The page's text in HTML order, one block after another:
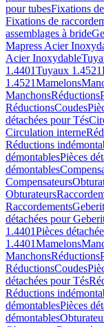
pour tubesFixations
Fixations de
assemblages à bride
Mapress Acier
Acier Inoxydable
1.4401Tuyaux 1.4521
1.4521Mamelons
ManchonsRéductions
RéductionsCoudes
détachées pour Tés
Circulation interne
Réductions
démontablesPièces
démontables
Compensateurs
Obturateurs
Raccordements
détachées pour
1.4401Pièces
1.4401Mamelons
ManchonsRéductions
RéductionsCoudes
détachées pour Tés
Réductions
démontablesPièces
démontables